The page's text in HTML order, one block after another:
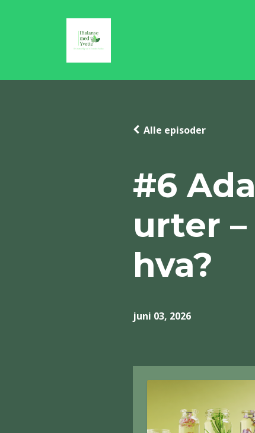
#6
urter
hva?
Alle episoder
juni 03, 2026